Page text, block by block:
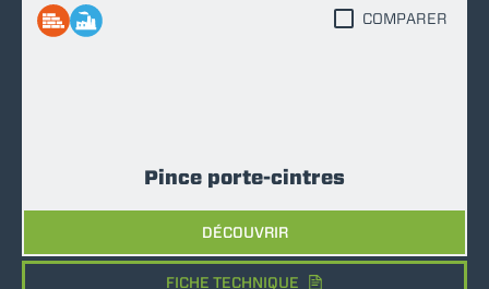
Pince porte-cintres
DÉCOUVRIR
COMPARER
FICHE TECHNIQUE